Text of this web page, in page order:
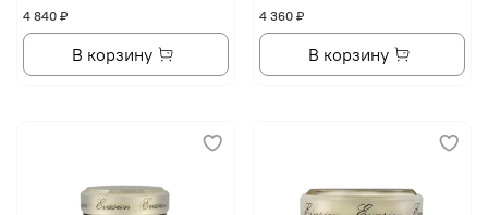
4 840 ₽
В корзину
4 360 ₽
В корзину